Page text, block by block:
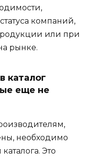
компаний,
или при
рынке.
каталог
еще не
необходимо
Это